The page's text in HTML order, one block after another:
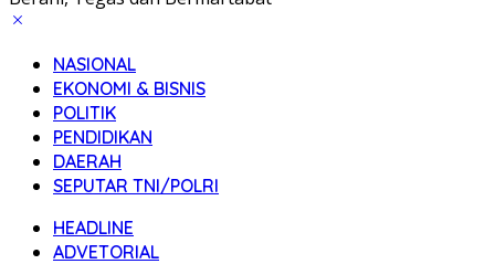
NASIONAL
EKONOMI & BISNIS
POLITIK
PENDIDIKAN
DAERAH
SEPUTAR TNI/POLRI
HEADLINE
ADVETORIAL